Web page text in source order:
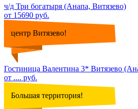
ч/д Три богатыря (Анапа, Витязево)
от 15690 руб.
центр Витязево!
Гостиница Валентина 3* Витязево
от .... руб.
Большая территория!